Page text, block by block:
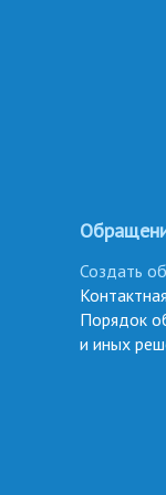
Создать
Порядок
и иных